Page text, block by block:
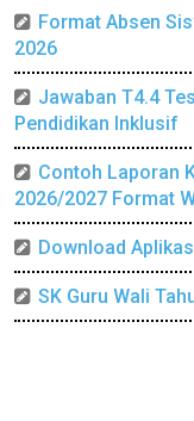
Format Absen
2026
Jawaban T4.4
Pendidikan Inklusif
Contoh Laporan
2026/2027 Format
Download
SK Guru Wali